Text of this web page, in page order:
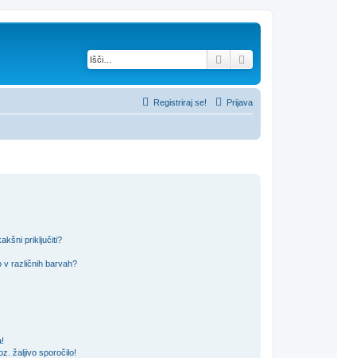
Iskanje
Prijava
Registriraj se!
priključiti?
v različnih barvah?
žaljivo sporočilo!